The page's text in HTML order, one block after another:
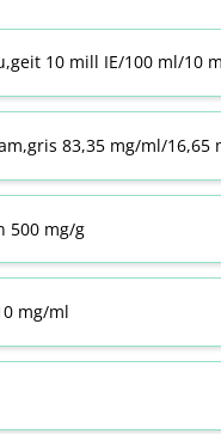
10 mill IE/100 ml/10
83,35 mg/ml/16,65
500 mg/g
mg/ml